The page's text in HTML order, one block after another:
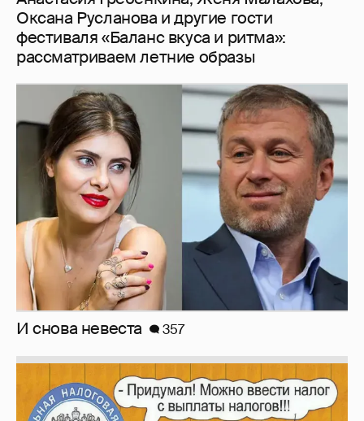
И снова невеста 357
Зачем нам вообще платить налоги? (или: